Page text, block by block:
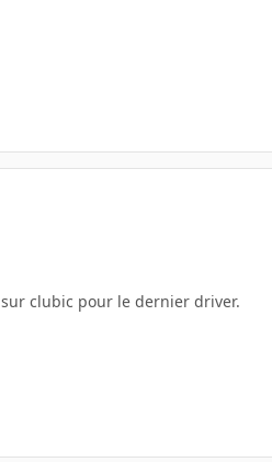
clubic pour le dernier driver.